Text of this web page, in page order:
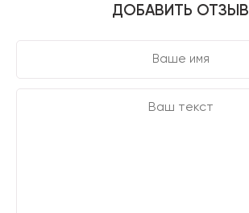
ДОБАВИТЬ ОТЗЫВ